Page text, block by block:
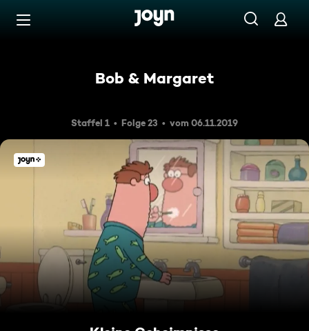
Zum Inhalt springen
Bob & Margaret
Staffel 1 Folge 23 vom 06.11.2019